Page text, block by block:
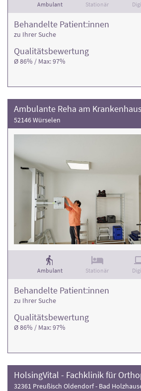
Ambulant Stationär
Qualitäts­bewertung
Ø 86% / Max: 97%
Behandelte Patient:innen
zu Ihrer Suche
52146 Würselen
Ambulant Stationär
Qualitäts­bewertung
Ø 86% / Max: 97%
Behandelte Patient:innen
zu Ihrer Suche
HolsingVital - Fachklinik für
32361 Preußisch Oldendorf - Bad